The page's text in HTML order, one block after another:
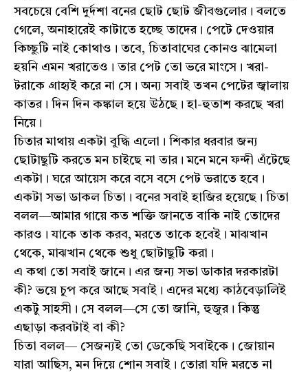
সবচেয়ে বেশি দুর্দশা বনের ছোট ছোট জীবগুলোর। বলতে
গেলে, অনাহারেই কাটাতে হচ্ছে তাদের। পেটে দেওয়ার
কিচ্ছুটি নাই কোথাও। তবে, চিতাবাঘের কোনও ঝামেলা
হয়নি এমন খরাতেও। তার পেট তো ভরে মাংসে। খরা-
টরাকে গ্রাহ্যই করে না সে। অন্য সবাই তখন পেটের জ্বালায়
কাতর। দিন দিন কঙ্কাল হয়ে উঠছে। হা-হুতাশ করছে খরা
নিয়ে।
চিতার মাথায় একটা বুদ্ধি এলো। শিকার ধরবার জন্য
ছোটাছুটি করতে মন চাইছে না তার। মনে মনে ফন্দী এঁটেছে
একটা। ঘরে আয়েস করে বসে বসে পেট ভরাতে হবে।
একটা সভা ডাকল চিতা। বনের সবাই হাজির হয়েছে। চিতা
বলল—আমার গায়ে কত শক্তি জানতে বাকি নাই তোদের
কারও। যাকে তাক করব, মরতে তাকে হবেই। মাঝখান
থেকে, মাঝখান থেকে শুধু ছোটাছুটি করা।
এ কথা তো সবাই জানে। এর জন্য সভা ডাকার দরকারটা
কী? ভয়ে চুপ করে আছে সবাই। এদের মধ্যে কাঠবেড়ালিই
একটু সাহসী। সে বলল—সে তো জানি, হুজুর। কিন্তু
এছাড়া করবটাই বা কী?
চিতা বলল— সেজন্যই তো ডেকেছি সবাইকে। জোয়ান
যারা আছিস, মন দিয়ে শোন সবাই। তোরা যদি মরতে না